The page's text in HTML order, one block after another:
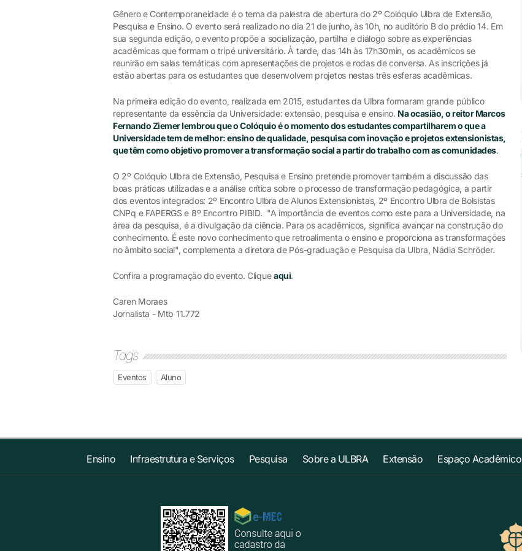
Gênero e Contemporaneidade é o tema da palestra de abertura do 2º Colóquio Ulbra de Extensão,
Pesquisa e Ensino. O evento será realizado no dia 21 de junho, às 10h, no auditório B do prédio 14. Em
sua segunda edição, o evento propõe a socialização, partilha e diálogo sobre as experiências
acadêmicas que formam o tripé universitário. À tarde, das 14h às 17h30min, os acadêmicos se
reunirão em salas temáticas com apresentações de projetos e rodas de conversa. As inscrições já
estão abertas para os estudantes que desenvolvem projetos nestas três esferas acadêmicas.
Na primeira edição do evento, realizada em 2015, estudantes da Ulbra formaram grande público
representante da essência da Universidade: extensão, pesquisa e ensino. Na ocasião, o reitor Marcos
Fernando Ziemer lembrou que o Colóquio é o momento dos estudantes compartilharem o que a
Universidade tem de melhor: ensino de qualidade, pesquisa com inovação e projetos extensionistas,
que têm como objetivo promover a transformação social a partir do trabalho com as comunidades.
O 2º Colóquio Ulbra de Extensão, Pesquisa e Ensino pretende promover também a discussão das
boas práticas utilizadas e a análise crítica sobre o processo de transformação pedagógica, a partir
dos eventos integrados: 2º Encontro Ulbra de Alunos Extensionistas, 2º Encontro Ulbra de Bolsistas
CNPq e FAPERGS e 8º Encontro PIBID. "A importância de eventos como este para a Universidade, na
área da pesquisa, é a divulgação da ciência. Para os acadêmicos, significa avançar na construção do
conhecimento. É este novo conhecimento que retroalimenta o ensino e proporciona as transformações
no âmbito social", complementa a diretora de Pós-graduação e Pesquisa da Ulbra, Nádia Schröder.
Confira a programação do evento. Cliqueaqui.
Caren Moraes
Jornalista - Mtb 11.772
Tags
Eventos Aluno
Ensino Infraestrutura e Serviços Pesquisa Sobre a ULBRA Extensão Espaço Acadêmico